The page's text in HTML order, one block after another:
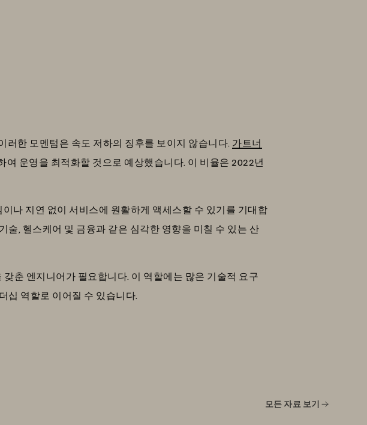
러한 모멘텀은 속도 저하의 징후를 보이지 않습니다. 가트너
운영을 최적화할 것으로 예상했습니다. 이 비율은 2022년
나 지연 없이 서비스에 원활하게 액세스할 수 있기를 기대합
술, 헬스케어 및 금융과 같은 심각한 영향을 미칠 수 있는 산
춘 엔지니어가 필요합니다. 이 역할에는 많은 기술적 요구
십 역할로 이어질 수 있습니다.
모든 자료 보기